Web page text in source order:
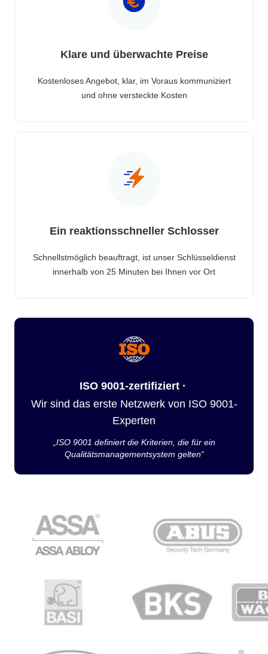
Klare und überwachte Preise
Kostenloses Angebot, klar, im Voraus kommuniziert
und ohne versteckte Kosten
Ein reaktionsschneller Schlosser
Schnellstmöglich beauftragt, ist unser Schlüsseldienst
innerhalb von 25 Minuten bei Ihnen vor Ort
ISO 9001-zertifiziert ·
Wir sind das erste Netzwerk von ISO 9001-
Experten
„ISO 9001 definiert die Kriterien, die für ein
Qualitätsmanagementsystem gelten“